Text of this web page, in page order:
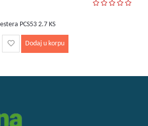
PCS53 2.7 KS
Dodaj u korpu